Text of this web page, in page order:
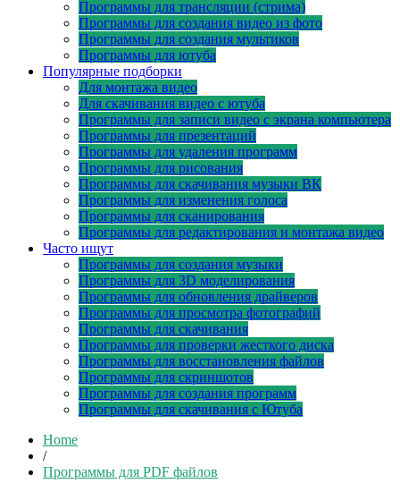
Программы для трансляции (стрима)
Программы для создания видео из фото
Программы для создания мультиков
Программы для ютуба
Популярные подборки
Для монтажа видео
Для скачивания видео с ютуба
Программы для записи видео с экрана компьютера
Программы для презентаций
Программы для удаления программ
Программы для рисования
Программы для скачивания музыки ВК
Программы для изменения голоса
Программы для сканирования
Программы для редактирования и монтажа видео
Часто ищут
Программы для создания музыки
Программы для 3D моделирования
Программы для обновления драйверов
Программы для просмотра фотографий
Программы для скачивания
Программы для проверки жесткого диска
Программы для восстановления файлов
Программы для скриншотов
Программы для создания программ
Программы для скачивания с Ютуба
Home
/
Программы для PDF файлов